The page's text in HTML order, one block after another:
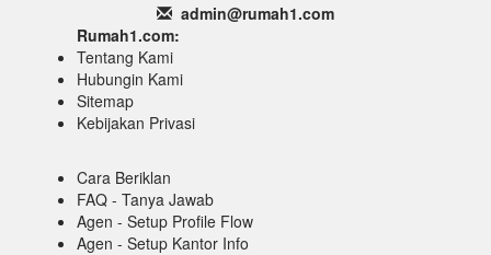
admin@rumah1.com
Rumah1.com:
Tentang Kami
Hubungin Kami
Sitemap
Kebijakan Privasi
Cara Beriklan
FAQ - Tanya Jawab
Agen - Setup Profile Flow
Agen - Setup Kantor Info